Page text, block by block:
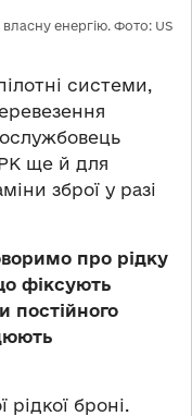
енергію. Фото: US
системи,
ще й для
зброї у разі
про рідку
фіксують
постійного
рідкої броні.